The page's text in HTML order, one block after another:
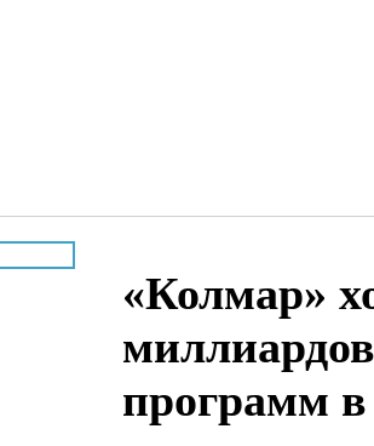
«Колмар»
программ в